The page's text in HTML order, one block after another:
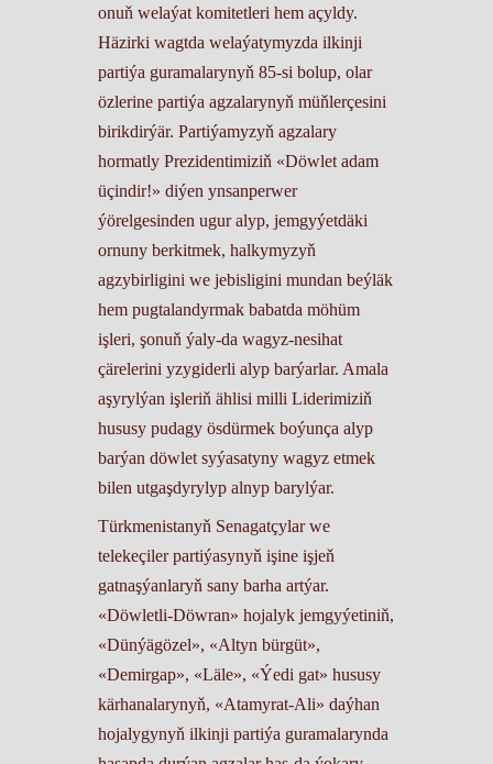
onuň welaýat komitetleri hem açyldy.
Häzirki wagtda welaýatymyzda ilkinji
partiýa guramalarynyň 85-si bolup, olar
özlerine partiýa agzalarynyň müňlerçesini
birikdirýär. Partiýamyzyň agzalary
hormatly Prezidentimiziň «Döwlet adam
üçindir!» diýen ynsanperwer
ýörelgesinden ugur alyp, jemgyýetdäki
ornuny berkitmek, halkymyzyň
agzybirligini we jebisligini mundan beýläk
hem pugtalandyrmak babatda möhüm
işleri, şonuň ýaly-da wagyz-nesihat
çärelerini yzygiderli alyp barýarlar. Amala
aşyrylýan işleriň ählisi milli Liderimiziň
hususy pudagy ösdürmek boýunça alyp
barýan döwlet syýasatyny wagyz etmek
bilen utgaşdyrylyp alnyp barylýar.
Türkmenistanyň Senagatçylar we
telekeçiler partiýasynyň işine işjeň
gatnaşýanlaryň sany barha artýar.
«Döwletli-Döwran» hojalyk jemgyýetiniň,
«Dünýägözel», «Altyn bürgüt»,
«Demirgap», «Läle», «Ýedi gat» hususy
kärhanalarynyň, «Atamyrat-Ali» daýhan
hojalygynyň ilkinji partiýa guramalarynda